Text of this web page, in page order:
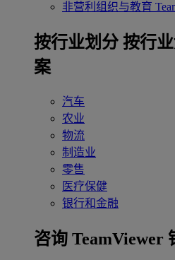
非营利组织与教育
‌按行业划分 按行
案
汽车
农业
物流
制造业
零售
医疗保健
银行和金融
咨询 TeamViewer